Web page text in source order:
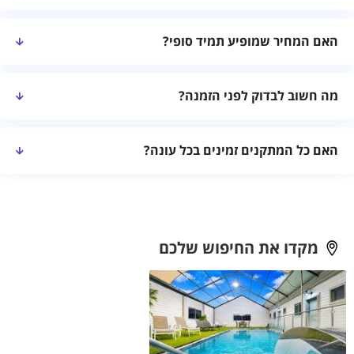
האם המחיר שמופיע תמיד סופי?
האירוח.
מה חשוב לבדוק לפני הזמנה?
האם כל המתקנים זמינים בכל עונה?
מקדו את החיפוש שלכם